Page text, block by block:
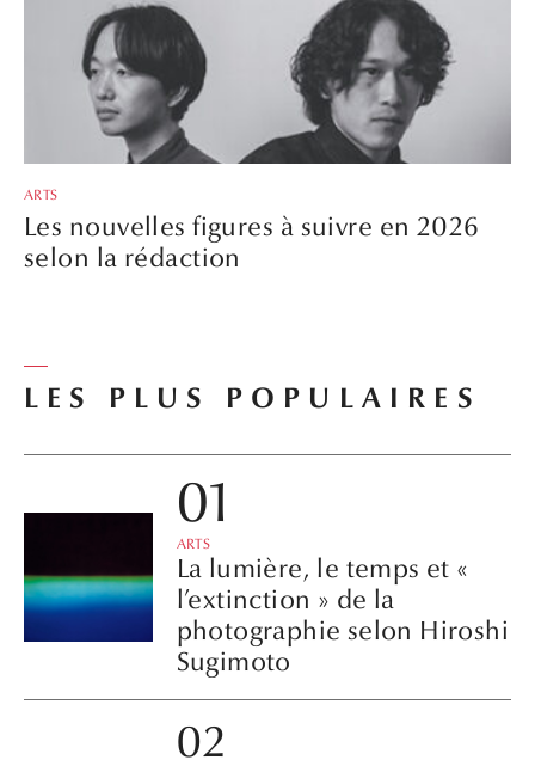
ARTS
Les nouvelles figures à suivre en 2026
selon la rédaction
LES PLUS POPULAIRES
ARTS
La lumière, le temps et «
l’extinction » de la
photographie selon Hiroshi
Sugimoto